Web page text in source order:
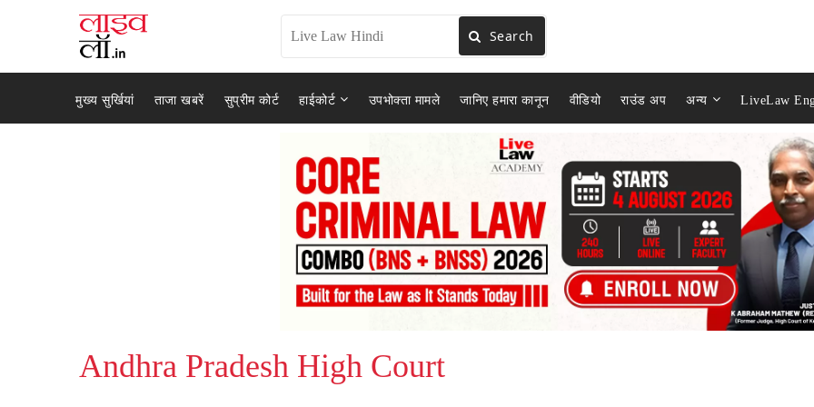
Search
मुख्य सुर्खियां ताजा खबरें सुप्रीम कोर्ट हाईकोर्ट उपभोक्ता मामले जानिए हमारा कानून वीडियो राउंड अप अन्य LiveLaw
Andhra Pradesh High Court